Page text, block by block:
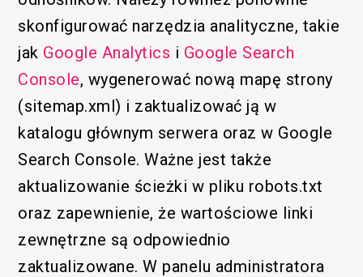
skonfigurować narzędzia analityczne, takie
jak Google Analytics i Google Search
Console, wygenerować nową mapę strony
(sitemap.xml) i zaktualizować ją w
katalogu głównym serwera oraz w Google
Search Console. Ważne jest także
aktualizowanie ścieżki w pliku robots.txt
oraz zapewnienie, że wartościowe linki
zewnętrzne są odpowiednio
zaktualizowane. W panelu administratora